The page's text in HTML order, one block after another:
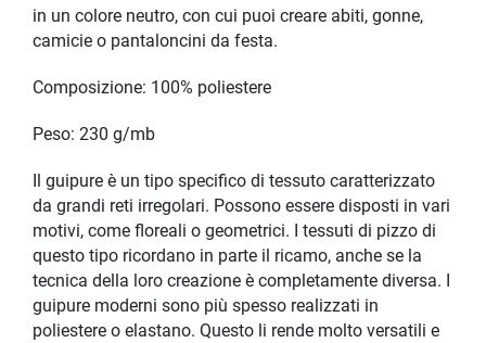
in un colore neutro, con cui puoi creare abiti, gonne,
camicie o pantaloncini da festa.
Composizione: 100% poliestere
Peso: 230 g/mb
Il guipure è un tipo specifico di tessuto caratterizzato
da grandi reti irregolari. Possono essere disposti in vari
motivi, come floreali o geometrici. I tessuti di pizzo di
questo tipo ricordano in parte il ricamo, anche se la
tecnica della loro creazione è completamente diversa. I
guipure moderni sono più spesso realizzati in
poliestere o elastano. Questo li rende molto versatili e